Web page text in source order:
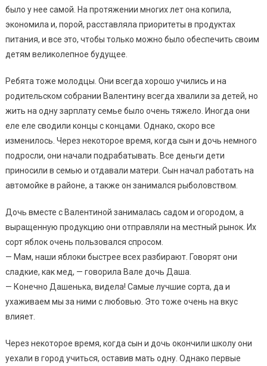
было у нее самой. На протяжении многих лет она копила,
экономила и, порой, расставляла приоритеты в продуктах
питания, и все это, чтобы только можно было обеспечить своим
детям великолепное будущее.
Ребята тоже молодцы. Они всегда хорошо учились и на
родительском собрании Валентину всегда хвалили за детей, но
жить на одну зарплату семье было очень тяжело. Иногда они
еле еле сводили концы с концами. Однако, скоро все
изменилось. Через некоторое время, когда сын и дочь немного
подросли, они начали подрабатывать. Все деньги дети
приносили в семью и отдавали матери. Сын начал работать на
автомойке в районе, а также он занимался рыболовством.
Дочь вместе с Валентиной занималась садом и огородом, а
выращенную продукцию они отправляли на местный рынок. Их
сорт яблок очень пользовался спросом.
— Мам, наши яблоки быстрее всех разбирают. Говорят они
сладкие, как мед, — говорила Вале дочь Даша.
— Конечно Дашенька, видела! Самые лучшие сорта, да и
ухаживаем мы за ними с любовью. Это тоже очень на вкус
влияет.
Через некоторое время, когда сын и дочь окончили школу они
уехали в город учиться, оставив мать одну. Однако первые